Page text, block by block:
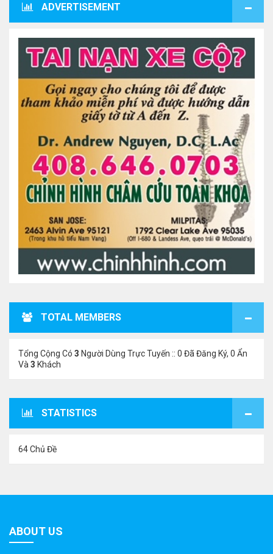
ADVERTISEMENT
TOTAL MEMBERS
Tổng Cộng Có 3 Người Dùng Trực Tuyến :: 0 Đã Đăng Ký, 0 Ẩn
Và 3 Khách
STATISTICS
64 Chủ Đề
ABOUT US